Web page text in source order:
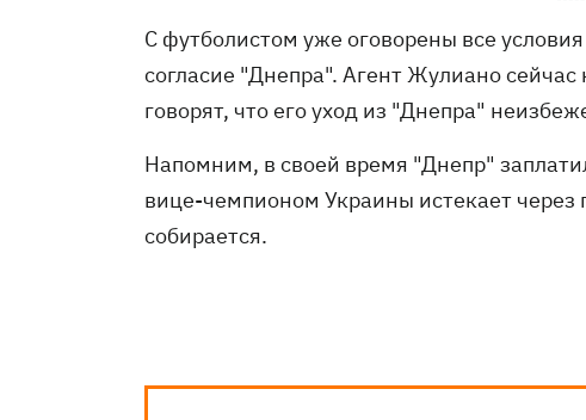
С футболистом уже оговорены все
согласие "Днепра". Агент Жулиано
говорят, что его уход из "Днепра"
Напомним, в своей время "Днепр"
вице-чемпионом Украины истекает через
собирается.